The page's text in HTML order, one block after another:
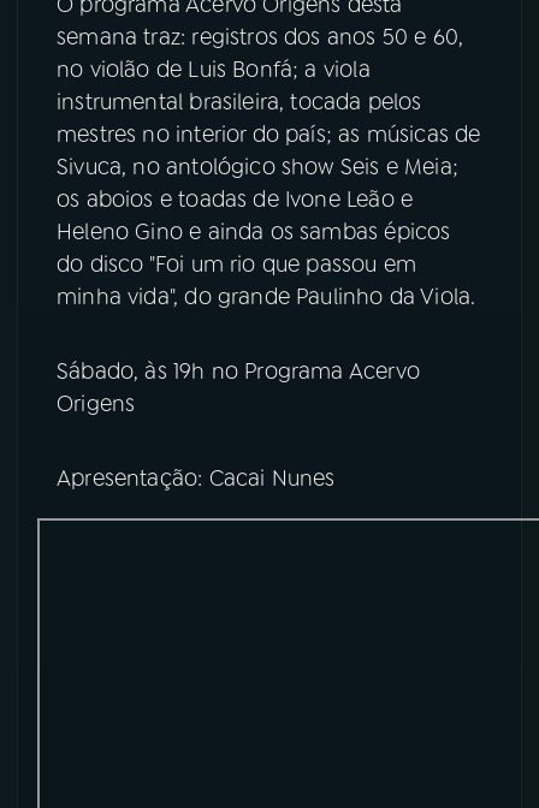
04PROGRAMAS
PODCASTS
06 VIDEOCASTS
ACOMPANHE A RÁDIO NACIONAL
Instagram X
semana traz: registros dos anos 50 e 60,
no violão de Luis Bonfá; a viola
instrumental brasileira, tocada pelos
mestres no interior do país; as músicas de
Sivuca, no antológico show Seis e Meia;
os aboios e toadas de Ivone Leão e
Heleno Gino e ainda os sambas épicos
do disco "Foi um rio que passou em
minha vida", do grande Paulinho da Viola.
Sábado, às 19h no Programa Acervo
Origens
Apresentação: Cacai Nunes